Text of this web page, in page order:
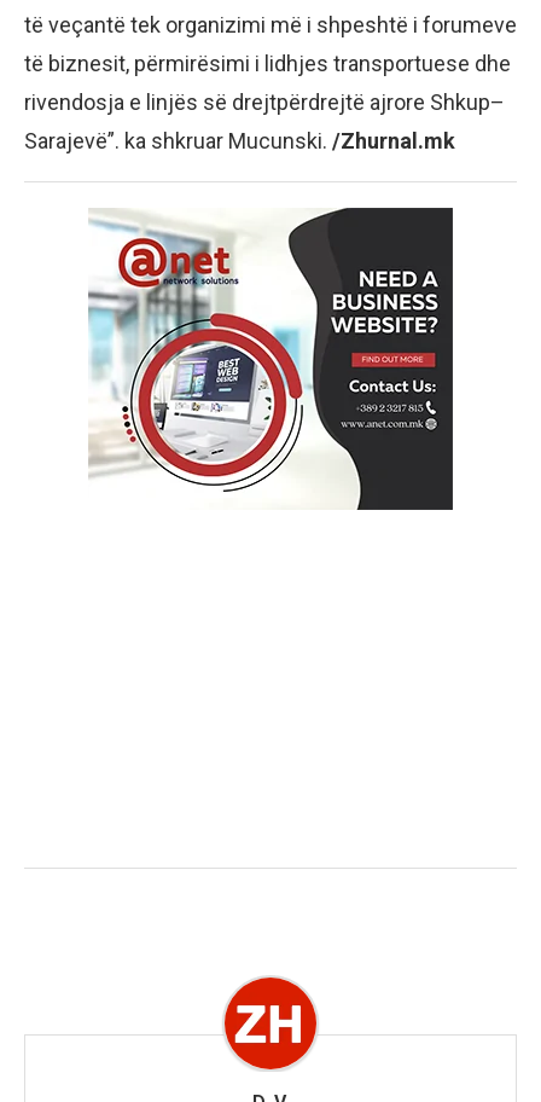
të veçantë tek organizimi më i shpeshtë i forumeve
të biznesit, përmirësimi i lidhjes transportuese dhe
rivendosja e linjës së drejtpërdrejtë ajrore Shkup–
Sarajevë”. ka shkruar Mucunski. /Zhurnal.mk